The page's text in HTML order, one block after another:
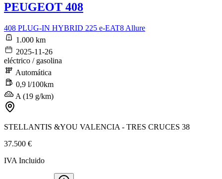
PEUGEOT 408
408 PLUG-IN HYBRID 225 e-EAT8 Allure
1.000 km
2025-11-26
eléctrico / gasolina
Automática
0,9 l/100km
A (19 g/km)
STELLANTIS &YOU VALENCIA - TRES CRUCES 38
37.500 €
IVA Incluido